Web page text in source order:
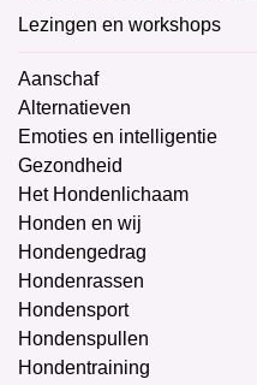
Lezingen en workshops
Aanschaf
Alternatieven
Emoties en intelligentie
Gezondheid
Het Hondenlichaam
Honden en wij
Hondengedrag
Hondenrassen
Hondensport
Hondenspullen
Hondentraining